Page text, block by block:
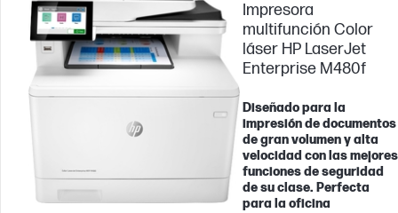
Impresora
multifunción Color
láser HP LaserJet
Enterprise M480f
Diseñado para la
impresión de documentos
de gran volumen y alta
velocidad con las mejores
funciones de seguridad
de su clase. Perfecta
para la oficina